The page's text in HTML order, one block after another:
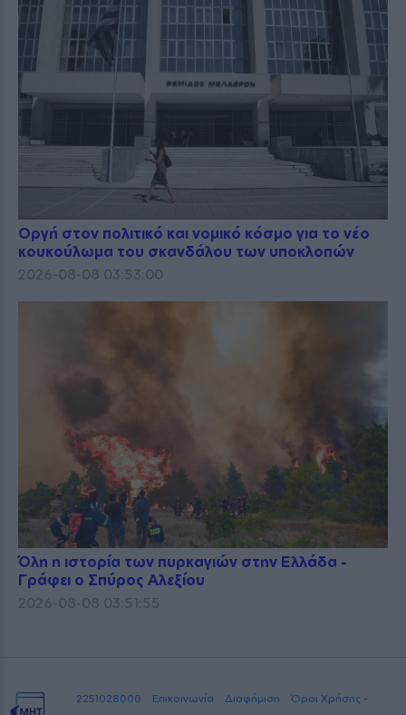
Οργή στον πολιτικό και νομικό κόσμο για το νέο
κουκούλωμα του σκανδάλου των υποκλοπών
2026-08-08 03:53:00
Όλη η ιστορία των πυρκαγιών στην Ελλάδα -
Γράφει ο Σπύρος Αλεξίου
2026-08-08 03:51:55
2251028000 Επικοινωνία Διαφήμιση Όροι Χρήσης -